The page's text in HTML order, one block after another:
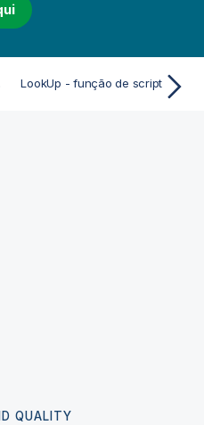
LookUp - função de script
QUALITY